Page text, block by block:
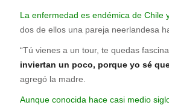
La enfermedad es endémica de Chile
dos de ellos una pareja neerlandesa
“Tú vienes a un tour, te quedas
inviertan un poco, porque yo sé
agregó la madre.
Aunque conocida hace casi medio